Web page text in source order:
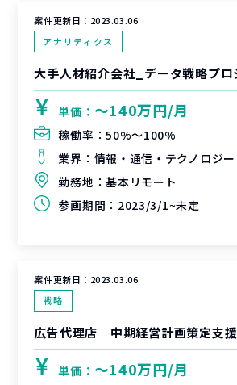
案件更新日： 2023.03.06
アナリティクス
単価： 〜140万円/月
稼働率：50%〜100%
業界： 情報・通信・テクノロジー
勤務地：基本リモート
参画期間： 2023/3/1~未定
案件更新日： 2023.03.06
戦略
広告代理店 中期経営計画策定支援
単価： 〜140万円/月